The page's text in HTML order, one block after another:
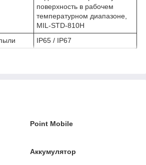
поверхность в рабочем
температурном диапазоне,
MIL-STD-810H
IP65 / IP67
Point Mobile
Аккумулятор